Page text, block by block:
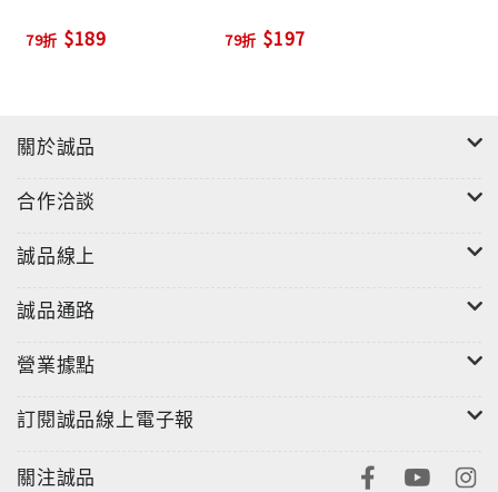
時，其苛酷以及曲折的程度自然也比昔日提高了很多。
微思考以後說，希望能夠成為一個猶太教徒，也就是歸
歸化為猶太人以後，那不就等於多死了一個猶太人。」
歷經幾千年的王國命運，流離到世界各地，處處受到迫
害，然而他們仍不喪失鬥志，堅持生命的意義，而這之
中他們「發明」了很多笑話，借以提升生存的勇氣！
對於正經八百的正直人士而言，笑話也不會放過他，除
以待人、寬以律己的虛假面具一一揭穿，因為跳脫一成
引領風騷，為黑白生活添上五彩繽紛……
79折 $189 79折 $197
關於誠品
合作洽談
誠品線上
誠品通路
營業據點
訂閱誠品線上電子報
關注誠品